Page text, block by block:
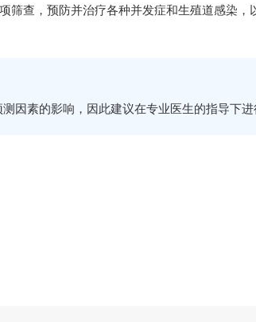
查，预防并治疗各种并发症和生殖道感染，
因素的影响，因此建议在专业医生的指导下进